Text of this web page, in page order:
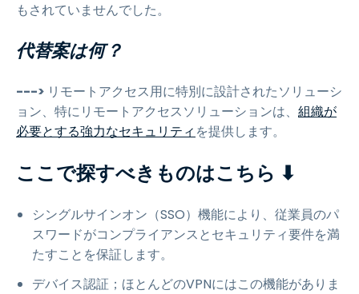
もされていませんでした。
代替案は何？
---> リモートアクセス用に特別に設計されたソリューシ
ョン、特にリモートアクセスソリューションは、 組織が
必要とする強力なセキュリティ を提供します。
ここで探すべきものはこちら ⬇
シングルサインオン（SSO）機能により、従業員のパ
スワードがコンプライアンスとセキュリティ要件を満
たすことを保証します。
デバイス認証；ほとんどのVPNにはこの機能がありま